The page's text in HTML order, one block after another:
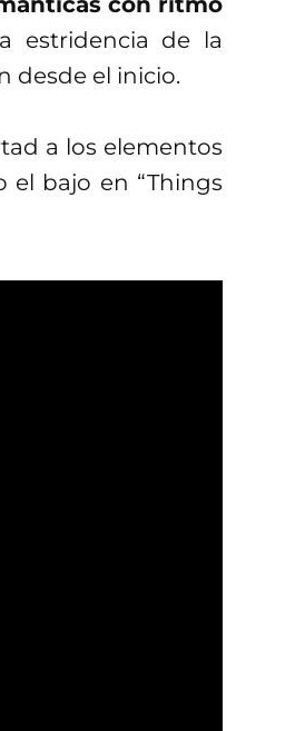
estridencia de la
desde el inicio.
a los elementos
bajo en “Things